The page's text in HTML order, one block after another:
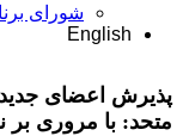
شورای
English
پذیرش اعضای
متحد: با مروری بر